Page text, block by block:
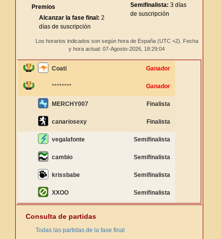
Premios
Alcanzar la fase final: 2
días de suscripción
Semifinalista: 3 días
de suscripción
Los horarios indicados son según hora de España (UTC +2). Fecha
y hora actual: 07-Agosto-2026, 18:29:04
Coati Ganador
******** Ganador
MERCHY007 Finalista
canariosexy Finalista
vegalafonte Semifinalista
cambio Semifinalista
krissbabe Semifinalista
XXOO Semifinalista
Consulta de partidas
Todas las partidas de la fase final